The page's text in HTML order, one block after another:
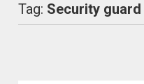
Tag: Security guard